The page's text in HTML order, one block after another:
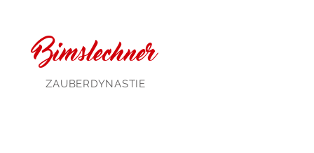
Bimslechner
ZAUBERDYNASTIE